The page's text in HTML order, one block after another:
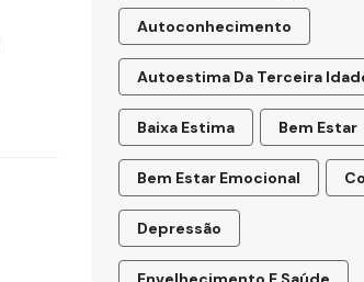
Autoconhecimento
Autoestima Da Terceira
Baixa Estima Bem Estar
Bem Estar Emocional
Depressão